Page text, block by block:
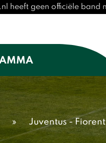
heeft geen officiële
» Juventus -